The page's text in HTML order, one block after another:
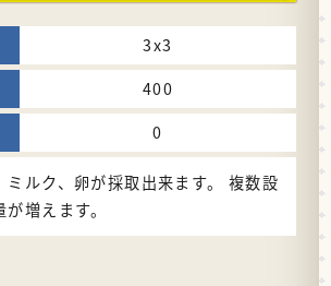
3x3
400
0
ミルク、卵が採取出来ます。 複数設
増えます。